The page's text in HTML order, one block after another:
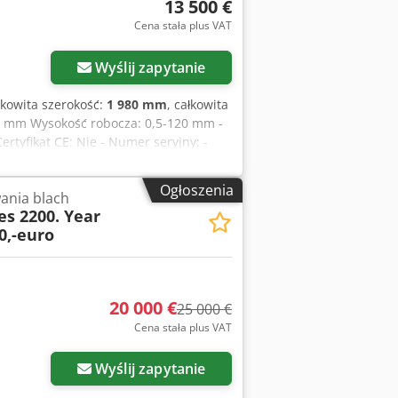
13 500 €
Cena stała plus VAT
Wyślij zapytanie
szerokość: 1 980 mm, całkowita
Wysokość robocza: 0,5-120 mm -
CE: Nie - Numer seryjny: -
- └ Typ stacji 2: szczotka rotacyjna
[mm]: 0,5 - Maks. grubość blachy
3940 mm x 1980 mm x 2010 mm
[szt.]: 4 Informacje
VAT/Podatek marżowy: VAT
w rozliczeniu możliwe w
Ogłoszenia
Zapytaj o więcej zdjęć
blach
2200. Year
euro
20 000 €25 000 €
Cena stała plus VAT
Wyślij zapytanie